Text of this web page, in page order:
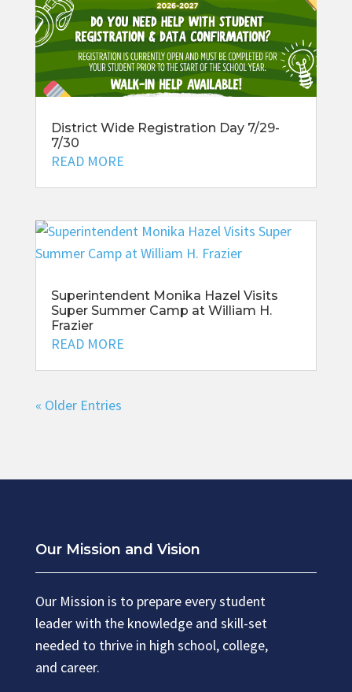
District Wide Registration Day 7/29-
7/30
READ MORE
Superintendent Monika Hazel Visits
Super Summer Camp at William H.
Frazier
READ MORE
« Older Entries
Our Mission and Vision
Our Mission is to prepare every student
leader with the knowledge and skill-set
needed to thrive in high school, college,
and career.